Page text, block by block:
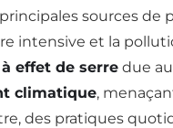
sources
intensive et la
effet de serre due
climatique,
des pratiques